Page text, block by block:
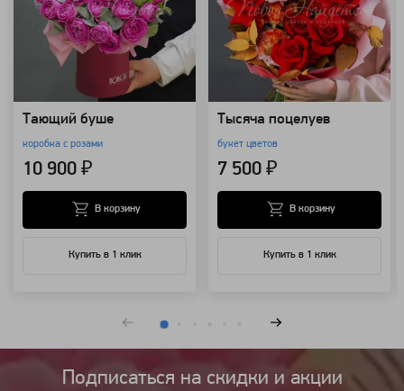
Тающий буше
коробка с розами
10 900 ₽
Купить в 1 клик
В корзину
Тысяча поцелуев
букет цветов
7 500 ₽
Купить в 1 клик
В корзину
Подписаться на cкидки и акции